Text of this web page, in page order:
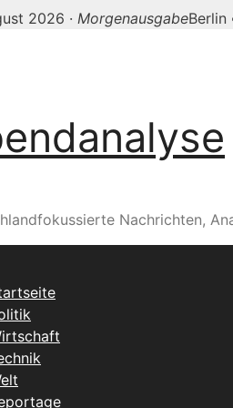
2026 · MorgenausgabeBerlin
Nachrichten,